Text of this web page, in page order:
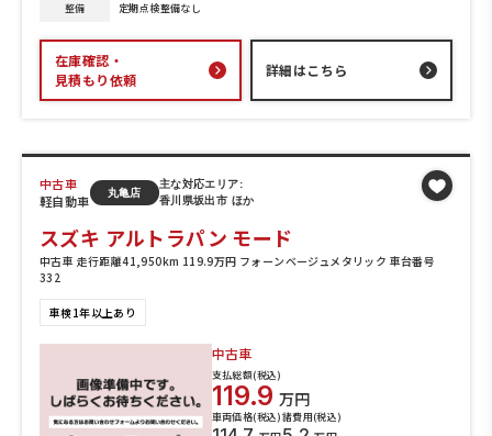
整備
定期点検整備なし
在庫確認・
見積もり依頼
詳細はこちら
中古車
軽自動車
丸亀店
主な対応エリア:
香川県坂出市 ほか
スズキ アルトラパン モード
中古車 走行距離41,950km 119.9万円 フォーンベージュメタリック 車台番号
332
車検1年以上あり
中古車
支払総額(税込)
119.9 万円
車両価格(税込)諸費用(税込)